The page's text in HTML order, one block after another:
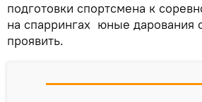
подготовки спортсмена к
на спаррингах юные дарования
проявить.